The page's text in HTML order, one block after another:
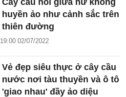
huyền ảo như cảnh sắc trên
thiên đường
19:00 02/07/2022
Vẻ đẹp siêu thực ở cây cầu
nước nơi tàu thuyền và ô tô
'giao nhau' đầy ảo diệu